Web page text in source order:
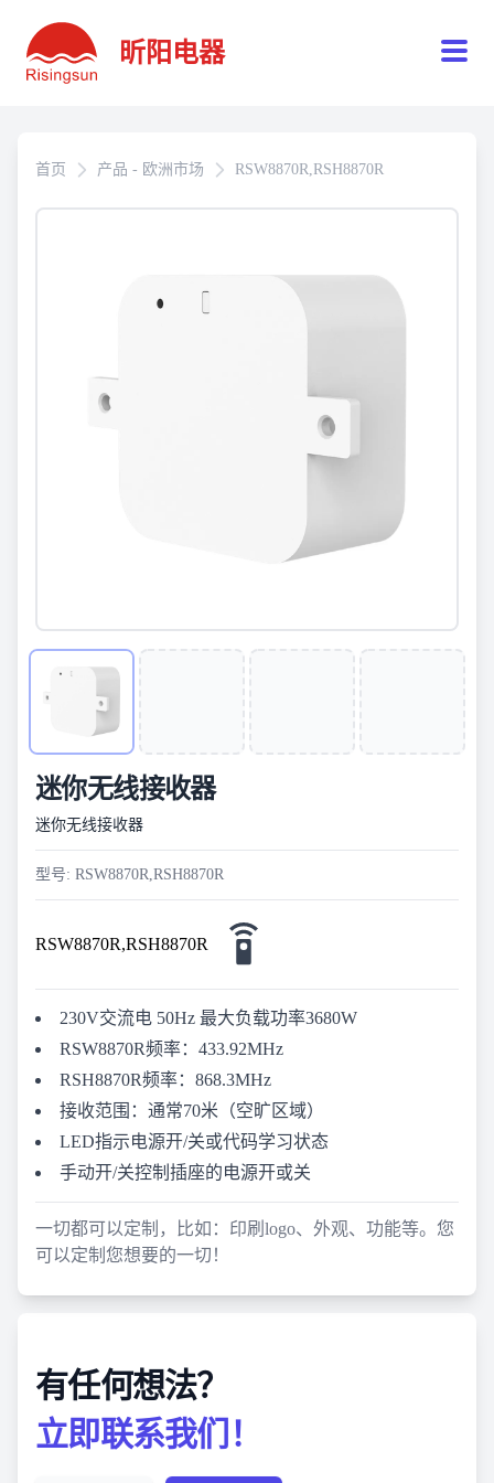
昕阳电器
首页 产品 - 欧洲市场 RSW8870R,RSH8870R
迷你无线接收器
迷你无线接收器
型号: RSW8870R,RSH8870R
RSW8870R,RSH8870R
230V交流电 50Hz 最大负载功率3680W
RSW8870R频率：433.92MHz
RSH8870R频率：868.3MHz
接收范围：通常70米（空旷区域）
LED指示电源开/关或代码学习状态
手动开/关控制插座的电源开或关
一切都可以定制，比如：印刷logo、外观、功能等。您
可以定制您想要的一切！
有任何想法？
立即联系我们！